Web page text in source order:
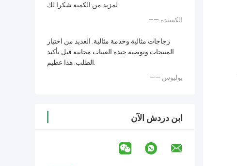
لمزيد من الكمية.شكرا لك
—— الكسنده
زجاجات مثالية وخدمة مثالية. العديد من اختيار
المنتجات وتوصية جيدة.العينات مجانية قبل تأكيد
الطلب. هذا عظيم.
—— يوليوس
ابن دردش الآن